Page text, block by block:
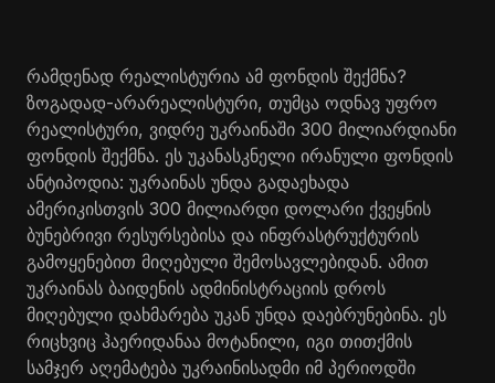
რამდენად რეალისტურია ამ ფონდის შექმნა?
ზოგადად-არარეალისტური, თუმცა ოდნავ უფრო
რეალისტური, ვიდრე უკრაინაში 300 მილიარდიანი
ფონდის შექმნა. ეს უკანასკნელი ირანული ფონდის
ანტიპოდია: უკრაინას უნდა გადაეხადა
ამერიკისთვის 300 მილიარდი დოლარი ქვეყნის
ბუნებრივი რესურსებისა და ინფრასტრუქტურის
გამოყენებით მიღებული შემოსავლებიდან. ამით
უკრაინას ბაიდენის ადმინისტრაციის დროს
მიღებული დახმარება უკან უნდა დაებრუნებინა. ეს
რიცხვიც ჰაერიდანაა მოტანილი, იგი თითქმის
სამჯერ აღემატება უკრაინისადმი იმ პერიოდში